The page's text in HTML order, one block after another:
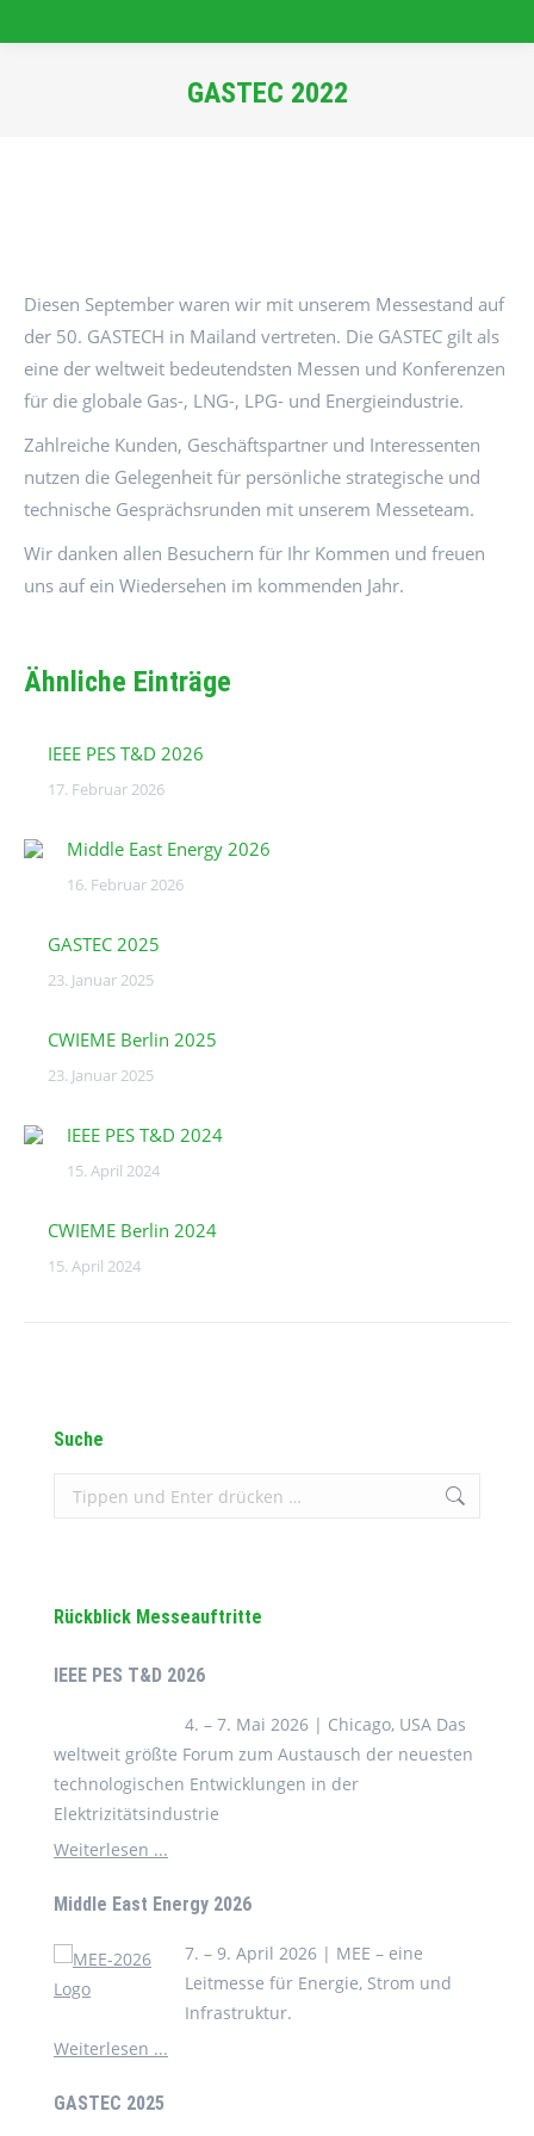
GASTEC 2022
Diesen September waren wir mit unserem Messestand auf
der 50. GASTECH in Mailand vertreten. Die GASTEC gilt als
eine der weltweit bedeutendsten Messen und Konferenzen
für die globale Gas-, LNG-, LPG- und Energieindustrie.
Zahlreiche Kunden, Geschäftspartner und Interessenten
nutzen die Gelegenheit für persönliche strategische und
technische Gesprächsrunden mit unserem Messeteam.
Wir danken allen Besuchern für Ihr Kommen und freuen
uns auf ein Wiedersehen im kommenden Jahr.
Ähnliche Einträge
IEEE PES T&D 2026
17. Februar 2026
Middle East Energy 2026
16. Februar 2026
GASTEC 2025
23. Januar 2025
CWIEME Berlin 2025
23. Januar 2025
IEEE PES T&D 2024
15. April 2024
CWIEME Berlin 2024
15. April 2024
Suche
Search:
Rückblick Messeauftritte
IEEE PES T&D 2026
4. – 7. Mai 2026 | Chicago, USA Das
weltweit größte Forum zum Austausch der neuesten
technologischen Entwicklungen in der
Elektrizitätsindustrie
Weiterlesen ...
Middle East Energy 2026
7. – 9. April 2026 | MEE – eine
Leitmesse für Energie, Strom und
Infrastruktur.
Weiterlesen ...
GASTEC 2025